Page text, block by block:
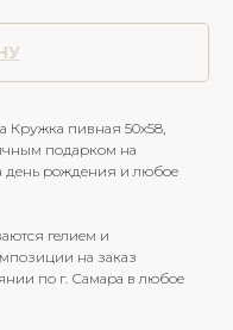
Кружка пивная 50х58,
подарком на
день рождения и любое
гелием и
на заказ
по г. Самара в любое